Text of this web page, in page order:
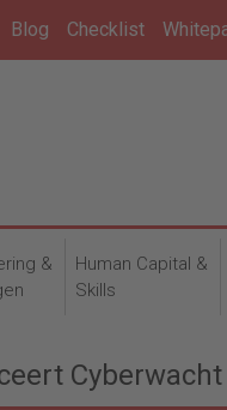
Blog Checklist
&
Human Capital &
Skills